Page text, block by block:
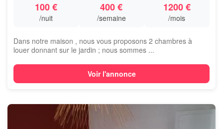
100 €
/nuit
400 €
/semaine
1200 €
/mois
Dans notre maison , nous vous proposons 2 chambres à
louer donnant sur le jardin ; nous sommes ...
Voir l'annonce